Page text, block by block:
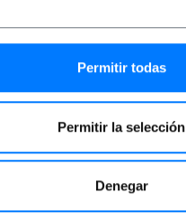
Permitir todas
Permitir la selección
Denegar
Número de paquetes: 1
Ficha de producto 1